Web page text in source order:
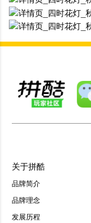
关于拼酷
品牌简介
品牌理念
发展历程